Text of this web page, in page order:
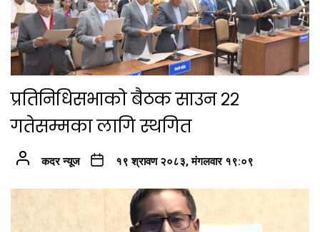
प्रतिनिधिसभाको बैठक साउन २२
गतेसम्मका लागि स्थगित
कदर न्यूज १९ श्रावण २०८३, मंगलवार १९:०९